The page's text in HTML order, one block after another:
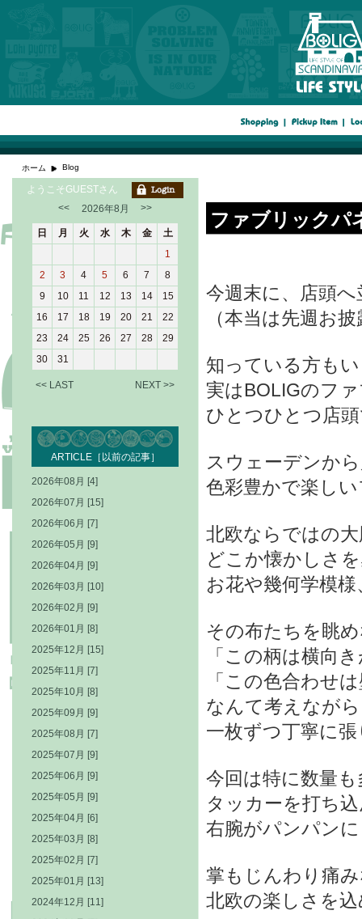
ホーム Blog
ファブリックパ
今週末に、店頭
（本当は先週お
知っている方も
実はBOLIGのフ
ひとつひとつ店
スウェーデンか
色彩豊かで楽し
北欧ならではの
どこか懐かしさ
お花や幾何学模
その布たちを眺
「この柄は横向
「この色合わせ
なんて考えなが
一枚ずつ丁寧に
今回は特に数量も
タッカーを打ち
右腕がパンパン
掌もじんわり痛
北欧の楽しさを
ようこそGUESTさん
<<
2026年8月 >>
日 月 火 水 木 金
土
1
2
3 4 5 6 7
8
9
10 11 12 13 14
15
16
17 18 19 20 21
22
23
24 25 26 27 28
29
30
31
<< LAST NEXT >>
ARTICLE［以前の記事］
2026年08月 [4]
2026年07月 [15]
2026年06月 [7]
2026年05月 [9]
2026年04月 [9]
2026年03月 [10]
2026年02月 [9]
2026年01月 [8]
2025年12月 [15]
2025年11月 [7]
2025年10月 [8]
2025年09月 [9]
2025年08月 [7]
2025年07月 [9]
2025年06月 [9]
2025年05月 [9]
2025年04月 [6]
2025年03月 [8]
2025年02月 [7]
2025年01月 [13]
2024年12月 [11]